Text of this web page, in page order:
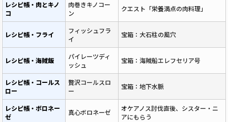
レシピ帳・肉とキノ
コ
肉巻きキノコー
ン
クエスト「栄養満点の肉料理」
レシピ帳・フライ
フィッシュフラ
イ
宝箱：大石柱の風穴
レシピ帳・海賊飯
パイレーツディ
ッシュ
宝箱：海賊船エレフセリア号
レシピ帳・コールス
ロー
贅沢コールスロ
ー
宝箱：地下水脈
レシピ帳・ボロネー
ゼ
真心ボロネーゼ
オケアノス討伐直後、シスター・ニ
アにもらう